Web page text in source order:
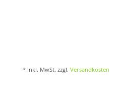
* Inkl. MwSt. zzgl. Versandkosten